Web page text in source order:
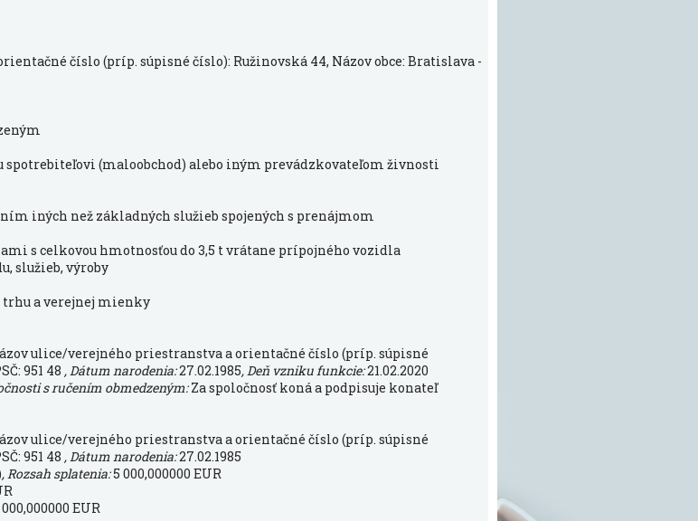
číslo (príp. súpisné číslo): Ružinovská 44, Názov obce: Bratislava -
spotrebiteľovi (maloobchod) alebo iným prevádzkovateľom živnosti
iných než základných služieb spojených s prenájmom
s celkovou hmotnosťou do 3,5 t vrátane prípojného vozidla
služieb, výroby
trhu a verejnej mienky
ulice/verejného priestranstva a orientačné číslo (príp. súpisné
951 48 , Dátum narodenia:27.02.1985, Deň vzniku funkcie:21.02.2020
s ručením obmedzeným:Za spoločnosť koná a podpisuje konateľ
ulice/verejného priestranstva a orientačné číslo (príp. súpisné
951 48 , Dátum narodenia:27.02.1985
, Rozsah splatenia:5 000,000000 EUR
EUR